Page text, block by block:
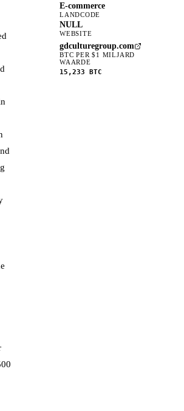
E-commerce
LANDCODE
NULL
WEBSITE
gdculturegroup.com
BTC PER $1 MILJARD
WAARDE
15,233 BTC